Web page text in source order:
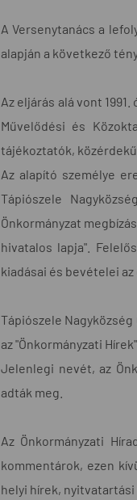
A Versenytanács a
alapján a következő
Az eljárás alá vont
Művelődési és
tájékoztatók,
Az alapító személye
Tápiószele
Önkormányzat
hivatalos lapja".
kiadásai és bevételei
Tápiószele
az "Önkormányzati
Jelenlegi nevét, az
adták meg.
Az Önkormányzati
kommentárok, ezen
helyi hírek,